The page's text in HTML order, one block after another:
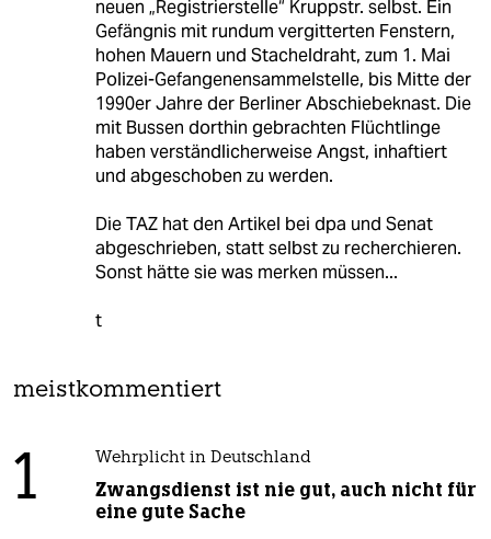
neuen „Registrierstelle“ Kruppstr. selbst. Ein
Gefängnis mit rundum vergitterten Fenstern,
hohen Mauern und Stacheldraht, zum 1. Mai
Polizei-Gefangenensammelstelle, bis Mitte der
1990er Jahre der Berliner Abschiebeknast. Die
mit Bussen dorthin gebrachten Flüchtlinge
haben verständlicherweise Angst, inhaftiert
und abgeschoben zu werden.
Die TAZ hat den Artikel bei dpa und Senat
abgeschrieben, statt selbst zu recherchieren.
Sonst hätte sie was merken müssen...
t
meistkommentiert
1 Wehrplicht in Deutschland
Zwangsdienst ist nie gut, auch nicht für
eine gute Sache